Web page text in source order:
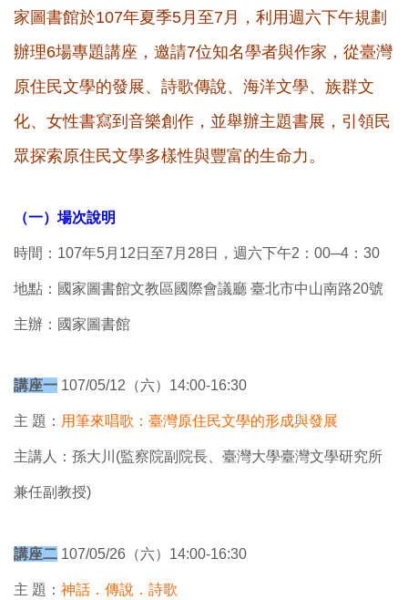
家圖書館於107年夏季5月至7月，利用週六下午規劃
辦理6場專題講座，邀請7位知名學者與作家，從臺灣
原住民文學的發展、詩歌傳說、海洋文學、族群文
化、女性書寫到音樂創作，並舉辦主題書展，引領民
眾探索原住民文學多樣性與豐富的生命力。
（一）場次說明
時間：107年5月12日至7月28日，週六下午2：00─4：30
地點：國家圖書館文教區國際會議廳 臺北市中山南路20號
主辦：國家圖書館
講座一 107/05/12（六）14:00-16:30
主 題： 用筆來唱歌：臺灣原住民文學的形成與發展
主講人：孫大川(監察院副院長、臺灣大學臺灣文學研究所
兼任副教授)
講座二 107/05/26（六）14:00-16:30
主 題： 神話．傳說．詩歌